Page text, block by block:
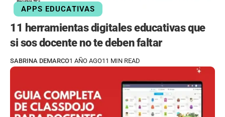
APPS EDUCATIVAS
11 herramientas digitales educativas que
si sos docente no te deben faltar
SABRINA DEMARCO1 AÑO AGO11 MIN READ